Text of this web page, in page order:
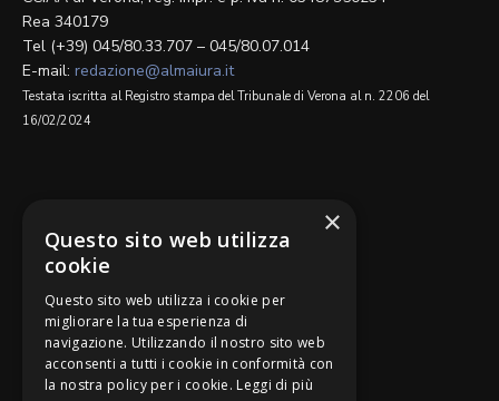
Rea 340179
Tel (+39) 045/80.33.707 – 045/80.07.014
E-mail: redazione@almaiura.it
Testata iscritta al Registro stampa del Tribunale di Verona al n. 2206 del
16/02/2024
Be Bankers è ideato da
×
Questo sito web utilizza
cookie
Questo sito web utilizza i cookie per
migliorare la tua esperienza di
navigazione. Utilizzando il nostro sito web
acconsenti a tutti i cookie in conformità con
la nostra policy per i cookie. Leggi di più